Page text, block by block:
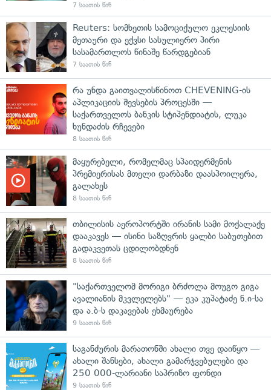
7 საათის წინ
Reuters: სომხეთის სამოციქულო ეკლესიის
მეთაური და ექვსი სასულიერო პირი
სასამართლოს წინაშე წარდგებიან
7 საათის წინ
რა უნდა გაითვალისწინოთ CHEVENING-ის
აპლიკაციის შევსების პროცესში —
საქართველოს ბანკის სტიპენდიატის, ლუკა
ხუნდაძის რჩევები
8 საათის წინ
მაყურებელი, რომელმაც სპაიდერმენის
პრემიერისას მთელი დარბაზი დაასპოილერა,
გალახეს
8 საათის წინ
თბილისის აეროპორტში ირანის სამი მოქალაქე
დააკავეს — ისინი საზღვრის ყალბი საბუთებით
გადაკვეთას ცდილობდნენ
8 საათის წინ
"საქართველომ მორიგი ბრძოლა მოუგო გიგა
ავალიანის მკვლელებს" — ეკა კუპატაძე ნ.ი-სა
და ა.ბ-ს დაკავებას ეხმაურება
9 საათის წინ
საგანძურის მარათონში ახალი თვე დაიწყო —
ახალი შანსები, ახალი გამარჯვებულები და
250 000-ლარიანი საპრიზო ფონდი
9 საათის წინ